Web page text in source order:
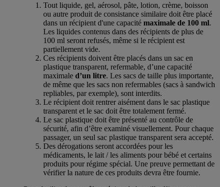
Tout liquide, gel, aérosol, pâte, lotion, crème, boisson
ou autre produit de consistance similaire doit être placé
dans un récipient d'une capacité maximale de 100 ml.
Les liquides contenus dans des récipients de plus de
100 ml seront refusés, même si le récipient est
partiellement vide.
Ces récipients doivent être placés dans un sac en
plastique transparent, refermable, d’une capacité
maximale d’un litre. Les sacs de taille plus importante,
de même que les sacs non refermables (sacs à sandwich
repliables, par exemple), sont interdits.
Le récipient doit rentrer aisément dans le sac plastique
transparent et le sac doit être totalement fermé.
Le sac plastique doit être présenté au contrôle de
sécurité, afin d’être examiné visuellement. Pour chaque
passager, un seul sac plastique transparent sera accepté.
Des dérogations seront accordées pour les
médicaments, le lait / les aliments pour bébé et certains
produits pour régime spécial. Une preuve permettant de
vérifier la nature de ces produits devra être fournie.